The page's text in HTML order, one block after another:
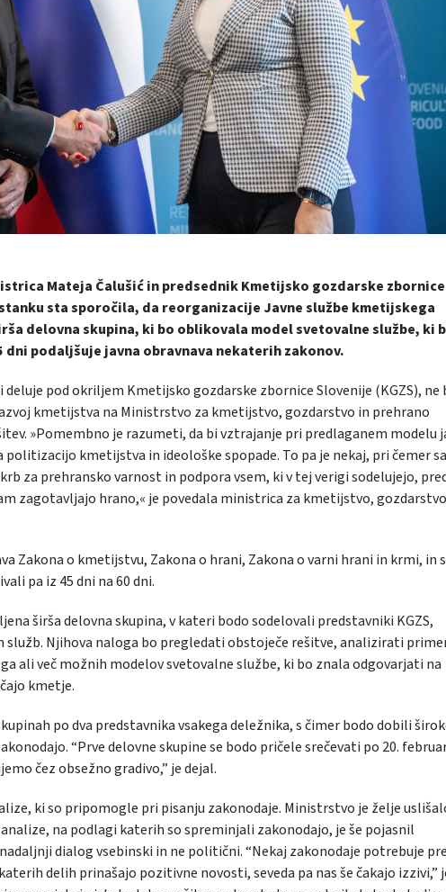
Mateja Čalušić in predsednik Kmetijsko gozdarske zbornice
sta sporočila, da reorganizacije Javne službe kmetijskega
delovna skupina, ki bo oblikovala model svetovalne službe, ki
dni podaljšuje javna obravnava nekaterih zakonov.
pod okriljem Kmetijsko gozdarske zbornice Slovenije (KGZS), ne
kmetijstva na Ministrstvo za kmetijstvo, gozdarstvo in prehrano
»Pomembno je razumeti, da bi vztrajanje pri predlaganem modelu
kmetijstva in ideološke spopade. To pa je nekaj, pri čemer
za prehransko varnost in podpora vsem, ki v tej verigi sodelujejo,
zagotavljajo hrano,« je povedala ministrica za kmetijstvo,
Zakona o kmetijstvu, Zakona o hrani, Zakona o varni hrani in krmi, in
pa iz 45 dni na 60 dni.
širša delovna skupina, v kateri bodo sodelovali predstavniki KGZS,
Njihova naloga bo pregledati obstoječe rešitve, analizirati
ali več možnih modelov svetovalne službe, ki bo znala odgovarjati na
kmetje.
po dva predstavnika vsakega deležnika, s čimer bodo dobili
“Prve delovne skupine se bodo pričele srečevati po 20.
čez obsežno gradivo,” je dejal.
ki so pripomogle pri pisanju zakonodaje. Ministrstvo je želje
na podlagi katerih so spreminjali zakonodajo, je še pojasnil
dialog vsebinski in ne politični. “Nekaj zakonodaje potrebuje
delih prinašajo pozitivne novosti, seveda pa nas še čakajo izzivi,”